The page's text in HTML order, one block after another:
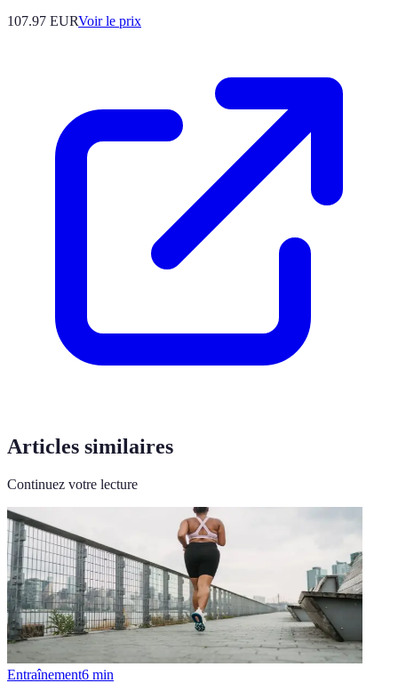
107.97 EURVoir le prix
Articles similaires
Continuez votre lecture
Entraînement6 min